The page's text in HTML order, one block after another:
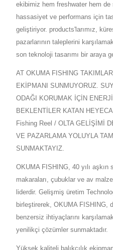
ekibimiz hem freshwater hem de
hassasiyet ve performans için
geliştiriyor. products'larımız,
pazarlarının taleplerini
son teknoloji tasarımı bir araya
AT OKUMA FISHING
EKİPMANI SUNMUYORUZ.
ODAĞI KORUMAK İÇİN
BEKLENTİLER KATAN
Fishing Reel / OLTA GELİŞİMİ
VE PAZARLAMA YOLUYLA
SUNMAKTAYIZ.
OKUMA FISHING, 40 yılı
makaraları, çubuklar ve av
liderdir. Gelişmiş üretim
birleştirerek, OKUMA FISHING,
benzersiz ihtiyaçlarını
yenilikçi çözümler sunmaktadır.
Yüksek kaliteli balıkçılık